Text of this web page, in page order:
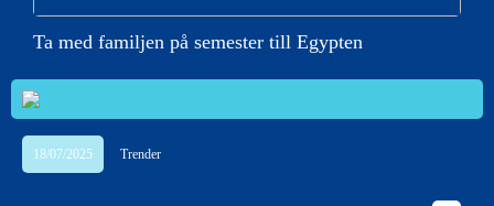
Ta med familjen på semester till Egypten
18/07/2025 Trender